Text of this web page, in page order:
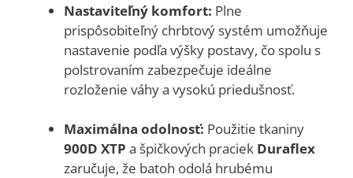
Nastaviteľný komfort: Plne
prispôsobiteľný chrbtový systém umožňuje
nastavenie podľa výšky postavy, čo spolu s
polstrovaním zabezpečuje ideálne
rozloženie váhy a vysokú priedušnosť.
Maximálna odolnosť: Použitie tkaniny
900D XTP a špičkových praciek Duraflex
zaručuje, že batoh odolá hrubému